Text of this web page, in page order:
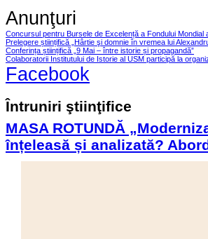
Anunţuri
Concursul pentru Bursele de Excelență a Fondului Mondial
Prelegere științifică „Hârtie şi domnie în vremea lui
Conferința științifică „9 Mai – între istorie și propagandă”
Colaboratorii Institutului de Istorie al USM participă la
Facebook
Întruniri ştiinţifice
MASA ROTUNDĂ
înțeleasă și analizată?